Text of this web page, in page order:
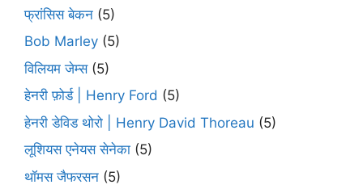
फ्रांसिस बेकन (5)
Bob Marley (5)
विलियम जेम्स(5)
हेनरी फ़ोर्ड | Henry Ford (5)
हेनरी डेविड थोरो | Henry David Thoreau (5)
लूशियस एनेयस सेनेका (5)
थॉमस जैफरसन (5)